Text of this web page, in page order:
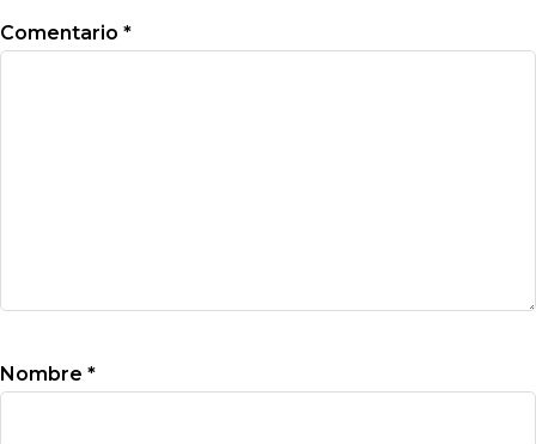
Comentario *
Nombre *